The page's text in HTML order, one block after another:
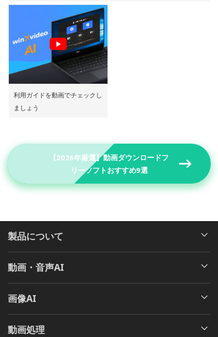
利用ガイドを動画でチェックし
ましょう
【2026年厳選】動画ダウンロードフ
リーソフトおすすめ9選
製品について
動画・音声AI
画像AI
動画処理